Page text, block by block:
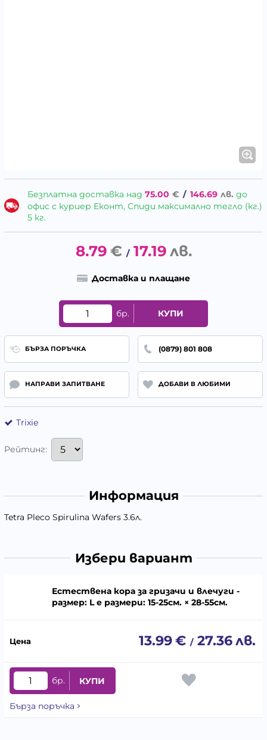
Безплатна доставка над 75.00 € / 146.69 лв. до
офис с куриер Еконт, Спиди максимално тегло (кг.)
5 кг.
8.79 € / 17.19 лв.
Доставка и плащане
бр. КУПИ
БЪРЗА ПОРЪЧКА (0879) 801 808
НАПРАВИ ЗАПИТВАНЕ ДОБАВИ В ЛЮБИМИ
Trixie
Рейтинг:
Информация
Tetra Pleco Spirulina Wafers 3.6л.
Избери вариант
Естествена кора за гризачи и влечуги -
размер: L е размери: 15-25см. × 28-55см.
13.99€ / 27.36лв.
бр. КУПИ
Бърза поръчка